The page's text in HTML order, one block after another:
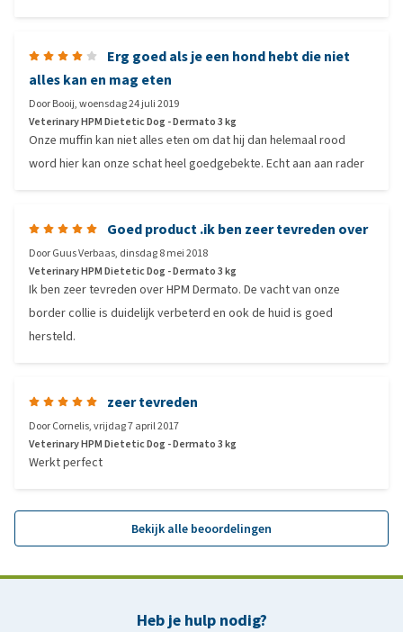
Erg goed als je een hond hebt die niet
alles kan en mag eten
DoorBooij,woensdag 24 juli 2019
Veterinary HPM Dietetic Dog - Dermato 3 kg
Onze muffin kan niet alles eten om dat hij dan helemaal rood
word hier kan onze schat heel goedgebekte. Echt aan aan rader
Goed product .ik ben zeer tevreden over
DoorGuus Verbaas, dinsdag 8 mei 2018
Veterinary HPM Dietetic Dog - Dermato 3 kg
Ik ben zeer tevreden over HPM Dermato. De vacht van onze
border collie is duidelijk verbeterd en ook de huid is goed
hersteld.
zeer tevreden
DoorCornelis,vrijdag 7 april 2017
Veterinary HPM Dietetic Dog - Dermato 3 kg
Werkt perfect
Bekijk alle beoordelingen
Heb je hulp nodig?